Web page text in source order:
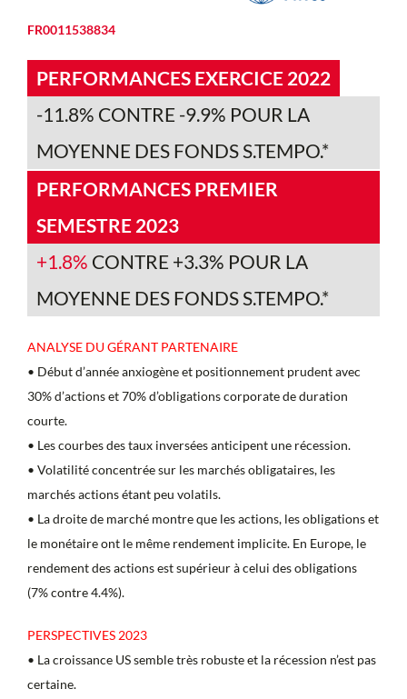
FR0011538834
PERFORMANCES EXERCICE 2022
-11.8% CONTRE -9.9% POUR LA
MOYENNE DES FONDS S.TEMPO.*
PERFORMANCES PREMIER
SEMESTRE 2023
+1.8% CONTRE +3.3% POUR LA
MOYENNE DES FONDS S.TEMPO.*
ANALYSE DU GÉRANT PARTENAIRE
• Début d’année anxiogène et positionnement prudent avec
30% d’actions et 70% d’obligations corporate de duration
courte.
• Les courbes des taux inversées anticipent une récession.
• Volatilité concentrée sur les marchés obligataires, les
marchés actions étant peu volatils.
• La droite de marché montre que les actions, les obligations et
le monétaire ont le même rendement implicite. En Europe, le
rendement des actions est supérieur à celui des obligations
(7% contre 4.4%).
PERSPECTIVES 2023
• La croissance US semble très robuste et la récession n’est pas
certaine.